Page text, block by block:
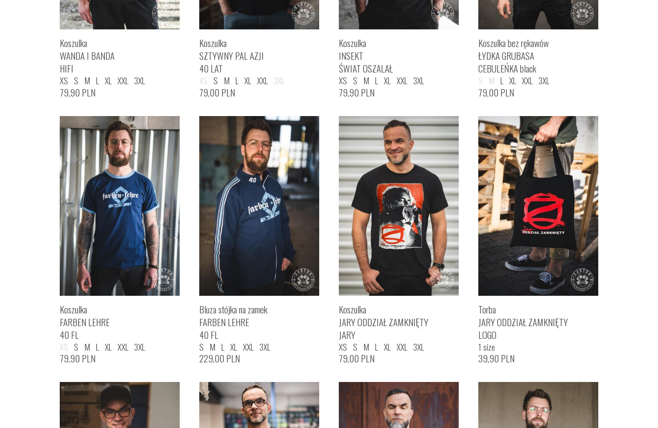
Koszulka
WANDA I BANDA
HIFI
XS S M L XL XXL 3XL
79,90 PLN
Koszulka
SZTYWNY PAL AZJI
40 LAT
XS S M L XL XXL 3XL
79,00 PLN
Koszulka
INSEKT
ŚWIAT OSZALAŁ
XS S M L XL XXL 3XL
79,90 PLN
Koszulka bez rękawów
ŁYDKA GRUBASA
CEBULEŃKA black
S M L XL XXL 3XL
79,00 PLN
Koszulka
FARBEN LEHRE
40 FL
XS S M L XL XXL 3XL
79,90 PLN
Bluza stójka na zamek
FARBEN LEHRE
40 FL
S M L XL XXL 3XL
229,00 PLN
Koszulka
JARY ODDZIAŁ ZAMKNIĘTY
JARY
XS S M L XL XXL 3XL
79,00 PLN
Torba
JARY ODDZIAŁ ZAMKNIĘTY
LOGO
1 size
39,90 PLN